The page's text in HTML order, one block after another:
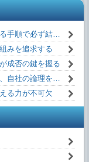
（第234話）一見して遠回りでも、自ら納得する手順で必ず結果を出す
みを追求する
成否の鍵を握る
（第231話）交渉では相手の威勢に左右されず、自社の論理を冷徹に主張する
る力が不可欠